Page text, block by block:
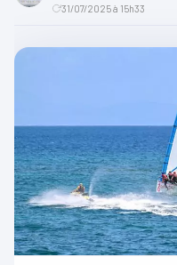
31/07/2025 à 15h33